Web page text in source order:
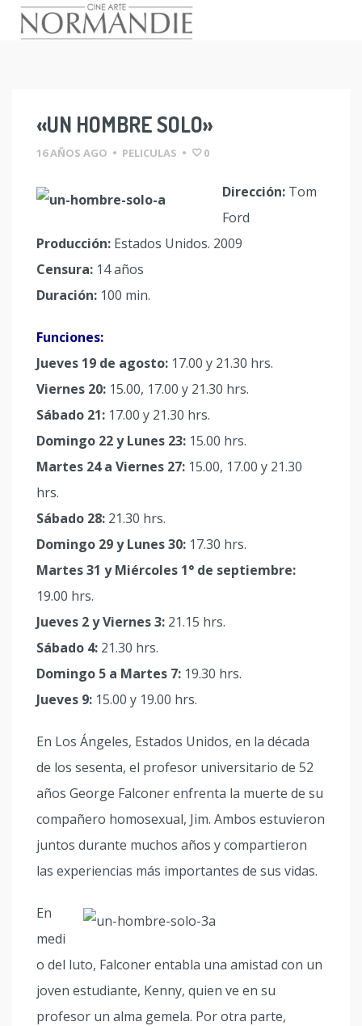
«UN HOMBRE SOLO»
16 AÑOS AGO • PELICULAS • 0
Dirección: Tom
Ford
Producción: Estados Unidos. 2009
Censura: 14 años
Duración: 100 min.
Funciones:
Jueves 19 de agosto: 17.00 y 21.30 hrs.
Viernes 20: 15.00, 17.00 y 21.30 hrs.
Sábado 21: 17.00 y 21.30 hrs.
Domingo 22 y Lunes 23: 15.00 hrs.
Martes 24 a Viernes 27: 15.00, 17.00 y 21.30
hrs.
Sábado 28: 21.30 hrs.
Domingo 29 y Lunes 30: 17.30 hrs.
Martes 31 y Miércoles 1° de septiembre:
19.00 hrs.
Jueves 2 y Viernes 3: 21.15 hrs.
Sábado 4: 21.30 hrs.
Domingo 5 a Martes 7: 19.30 hrs.
Jueves 9: 15.00 y 19.00 hrs.
En Los Ángeles, Estados Unidos, en la década
de los sesenta, el profesor universitario de 52
años George Falconer enfrenta la muerte de su
compañero homosexual, Jim. Ambos estuvieron
juntos durante muchos años y compartieron
las experiencias más importantes de sus vidas.
En
medi
o del luto, Falconer entabla una amistad con un
joven estudiante, Kenny, quien ve en su
profesor un alma gemela. Por otra parte,